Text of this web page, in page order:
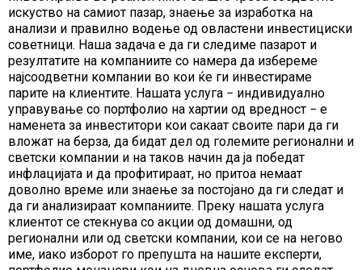
искуство на самиот пазар, знаење за изработка на
анализи и правилно водење од овластени инвестициски
советници. Наша задача е да ги следиме пазарот и
резултатите на компаниите со намера да избереме
најсоодветни компании во кои ќе ги инвестираме
парите на клиентите. Нашата услуга − индивидуално
управување со портфолио на хартии од вредност − е
наменета за инвеститори кои сакаат своите пари да ги
вложат на берза, да бидат дел од големите регионални и
светски компании и на таков начин да ја победат
инфлацијата и да профитираат, но притоа немаат
доволно време или знаење за постојано да ги следат и
да ги анализираат компаниите. Преку нашата услуга
клиентот се стекнува со акции од домашни, од
регионални или од светски компании, кои се на негово
име, иако изборот го препушта на нашите експерти,